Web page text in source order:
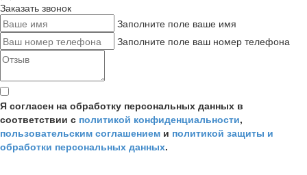
Заказать звонок
Заполните поле ваше имя
Заполните поле ваш номер телефона
Я согласен на обработку персональных данных в
соответствии с политикой конфиденциальности,
пользовательским соглашением и политикой защиты и
обработки персональных данных.